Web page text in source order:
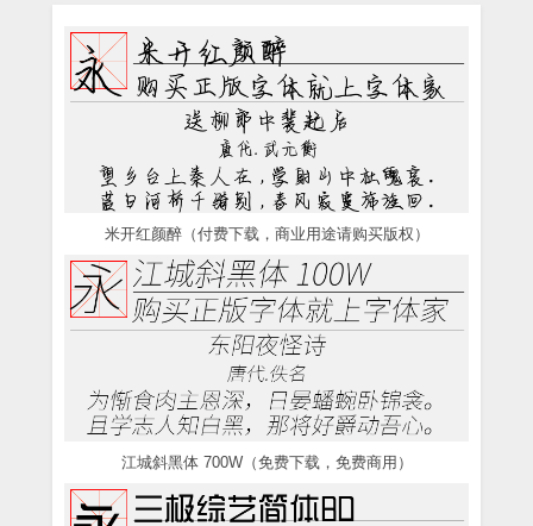
米开红颜醉（付费下载，商业用途请购买版权）
江城斜黑体 700W（免费下载，免费商用）